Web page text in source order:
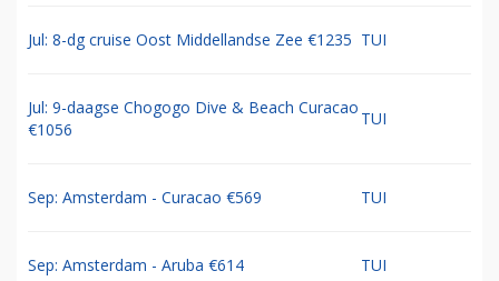
Jul: 8-dg cruise Oost Middellandse Zee €1235 TUI
Jul: 9-daagse Chogogo Dive & Beach Curacao
€1056
TUI
Sep: Amsterdam - Curacao €569 TUI
Sep: Amsterdam - Aruba €614 TUI